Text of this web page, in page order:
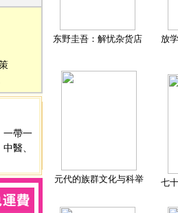
一帶一
中醫
东野圭吾：解忧杂货店 放
元代的族群文化与科举 七